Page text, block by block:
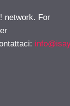
network. For
: